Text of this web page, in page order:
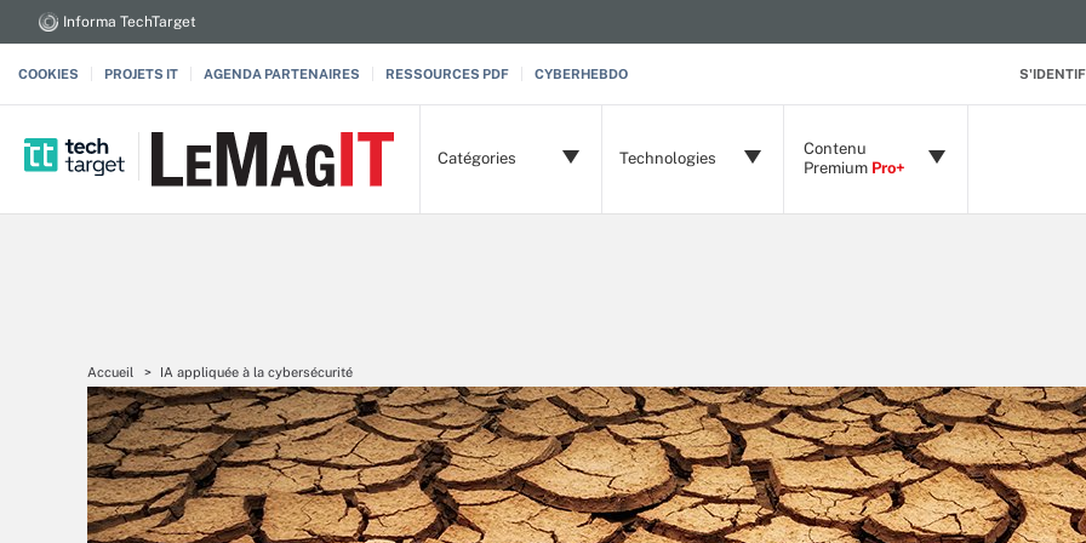
Informa TechTarget
COOKIES PROJETS IT AGENDA PARTENAIRES RESSOURCES PDF CYBERHEBDO
Catégories Technologies
Contenu
Premium Pro+
Accueil IA appliquée à la cybersécurité